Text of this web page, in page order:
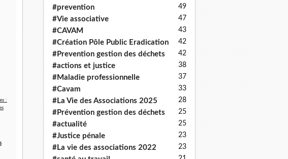
#prevention 49
#Vie associative 47
#CAVAM 43
#Création Pôle Public Eradication 42
#Prevention gestion des déchets 42
#actions et justice 38
#Maladie professionnelle 37
#Cavam 33
#La Vie des Associations 2025 28
#Prévention gestion des déchets 25
#actualité 25
#Justice pénale 23
#La vie des associations 2022 23